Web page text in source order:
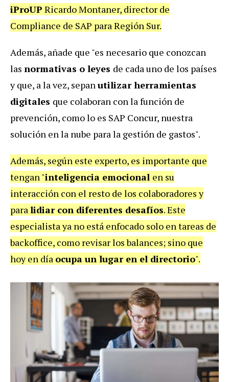
iProUP Ricardo Montaner, director de
Compliance de SAP para Región Sur.
Además, añade que "es necesario que conozcan
las normativas o leyes de cada uno de los países
y que, a la vez, sepanutilizar herramientas
digitales que colaboran con la función de
prevención, como lo es SAP Concur, nuestra
solución en la nube para la gestión de gastos".
Además, según este experto, es importante que
tengan "inteligencia emocional en su
interacción con el resto de los colaboradores y
paralidiar con diferentes desafíos. Este
especialista ya no está enfocado solo en tareas de
backoffice, como revisar los balances; sino que
hoy en día ocupa un lugar en el directorio".